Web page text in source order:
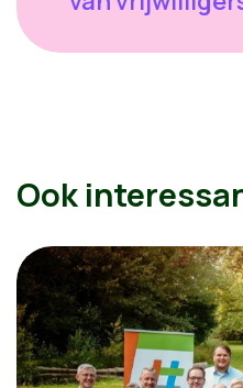
Ook